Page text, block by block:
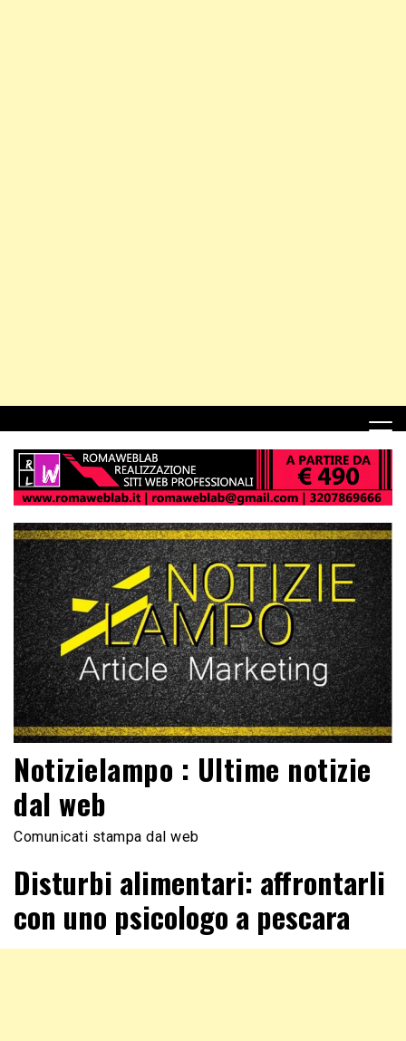
Notizielampo : Ultime notizie
dal web
Comunicati stampa dal web
Disturbi alimentari: affrontarli
con uno psicologo a pescara